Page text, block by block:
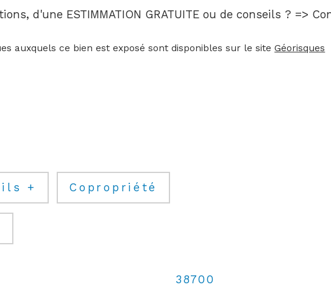
d'une ESTIMMATION GRATUITE ou de conseils ? =>
auxquels ce bien est exposé sont disponibles sur le site Géorisques
+ Copropriété
38700